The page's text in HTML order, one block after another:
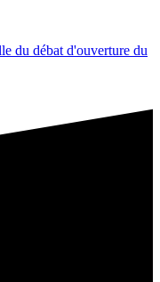
du débat d'ouverture du